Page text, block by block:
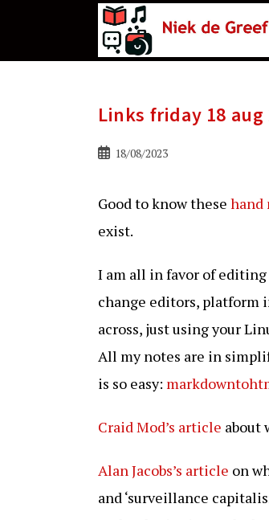
Links friday 18
Bericht18/08/2023
Good to know these hand
exist.
I am all in favor of
change editors, platform
across, just using your
All my notes are in
is so easy:
Craid Mod’s article about
Alan Jacobs’s article on
and ‘surveillance